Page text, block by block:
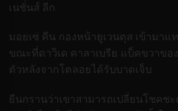
เนชั่นส์ ลีก
มอยเซ่ คีน กองหน้ายูเวนตุส เข้ามาแ
ขณะที่ดาวิเด คาลาเบรีย แบ็คขวาขอ
ตัวหลังจากโตลอยได้รับบาดเจ็บ
ยืนกรานว่าเขาสามารถเปลี่ยนโชคช